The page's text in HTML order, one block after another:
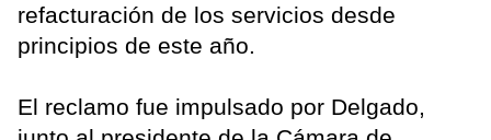
refacturación de los servicios desde
principios de este año.
El reclamo fue impulsado por Delgado,